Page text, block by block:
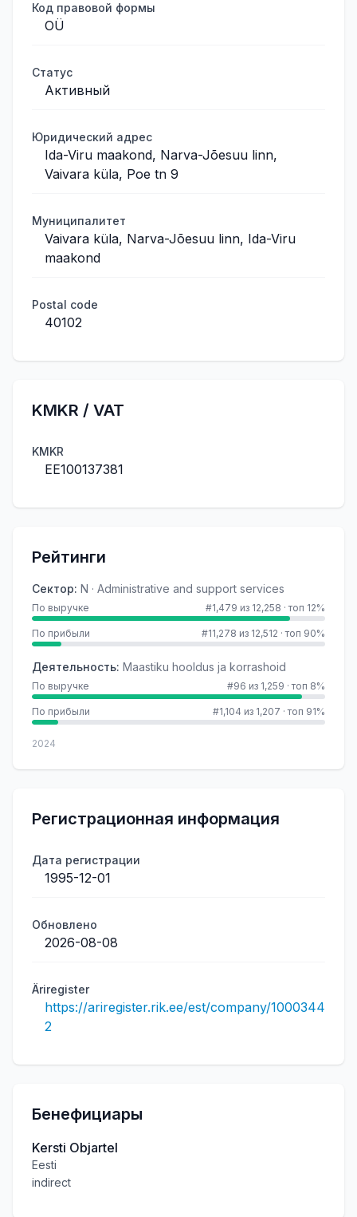
Код правовой формы
OÜ
Статус
Активный
Юридический адрес
Ida-Viru maakond, Narva-Jõesuu linn,
Vaivara küla, Poe tn 9
Муниципалитет
Vaivara küla, Narva-Jõesuu linn, Ida-Viru
maakond
Postal code
40102
KMKR / VAT
KMKR
EE100137381
Рейтинги
Сектор: N · Administrative and support services
По выручке #1,479 из 12,258 ·топ 12%
По прибыли #11,278 из 12,512 ·топ 90%
Деятельность: Maastiku hooldus ja korrashoid
По выручке #96 из 1,259 ·топ 8%
По прибыли #1,104 из 1,207 ·топ 91%
2024
Регистрационная информация
Дата регистрации
1995-12-01
Обновлено
2026-08-08
Äriregister
https://ariregister.rik.ee/est/company/1000344
2
Бенефициары
Kersti Objartel
Eesti
indirect